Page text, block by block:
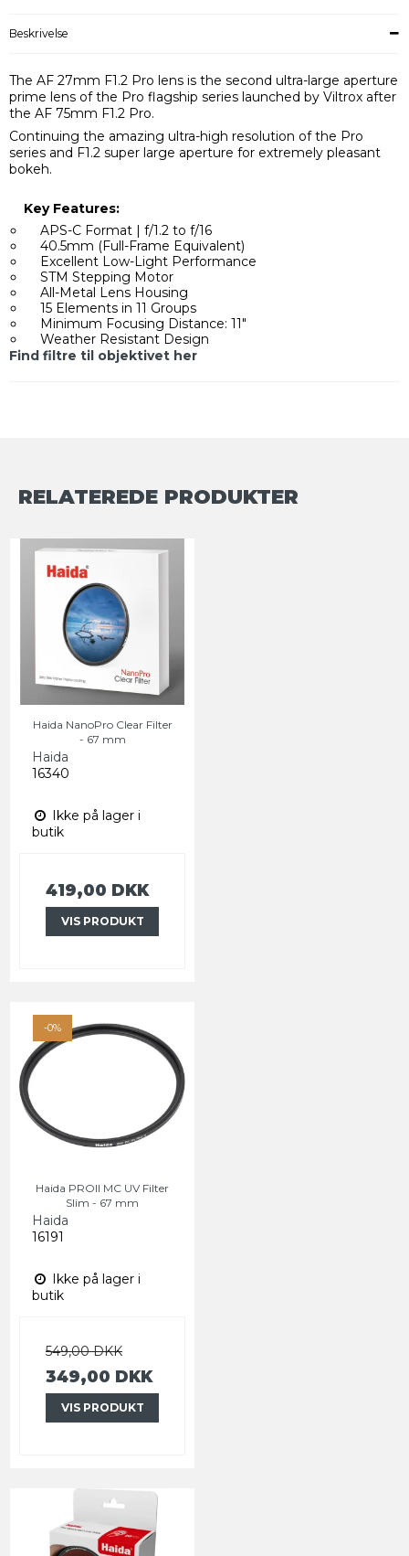
Beskrivelse
The AF 27mm F1.2 Pro lens is the second ultra-large aperture
prime lens of the Pro flagship series launched by Viltrox after
the AF 75mm F1.2 Pro.
Continuing the amazing ultra-high resolution of the Pro
series and F1.2 super large aperture for extremely pleasant
bokeh.
Key Features:
APS-C Format | f/1.2 to f/16
40.5mm (Full-Frame Equivalent)
Excellent Low-Light Performance
STM Stepping Motor
All-Metal Lens Housing
15 Elements in 11 Groups
Minimum Focusing Distance: 11"
Weather Resistant Design
Find filtre til objektivet her
RELATEREDE PRODUKTER
Haida NanoPro Clear Filter
- 67 mm
Haida
16340
Ikke på lager i
butik
419,00 DKK
VIS PRODUKT
-0%
Haida PROII MC UV Filter
Slim - 67 mm
Haida
16191
Ikke på lager i
butik
549,00 DKK
349,00 DKK
VIS PRODUKT